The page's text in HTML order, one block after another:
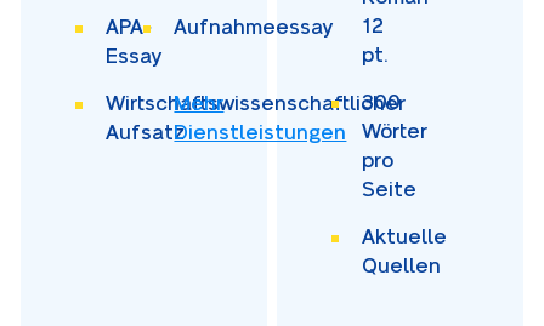
APA-
Essay
Aufnahmeessay
Wirtschaftswissenschaftlicher
Aufsatz
Mehr
Dienstleistungen
12
pt.
300
Wörter
pro
Seite
Aktuelle
Quellen